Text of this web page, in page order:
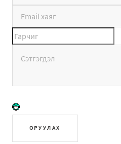
ОРУУЛАХ